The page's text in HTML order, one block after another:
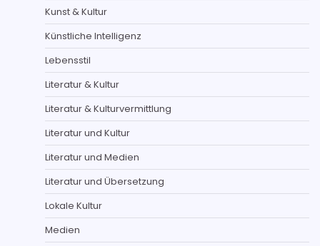
Kunst & Kultur
Künstliche Intelligenz
Lebensstil
Literatur & Kultur
Literatur & Kulturvermittlung
Literatur und Kultur
Literatur und Medien
Literatur und Übersetzung
Lokale Kultur
Medien